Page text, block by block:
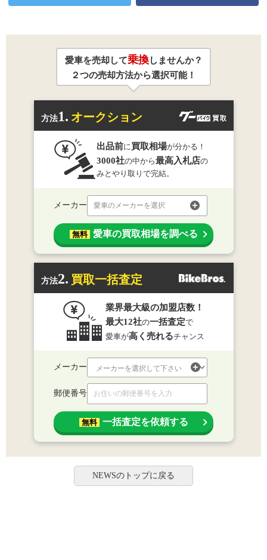
愛車を売却して乗換しませんか？
２つの売却方法から選択可能！
方法1. オークション
出品前に 買取相場が分かる！
3000社の中から最高入札店の
みとやり取りで完結。
メーカー 愛車のメーカーを選択
無料 愛車の買取相場を調べる
方法2. 買取一括査定
業界最大級の加盟店数！
最大12社の一括査定で
愛車が高く売れるチャンス
メーカー
郵便番号
無料 一括査定を依頼する
NEWSのトップに戻る